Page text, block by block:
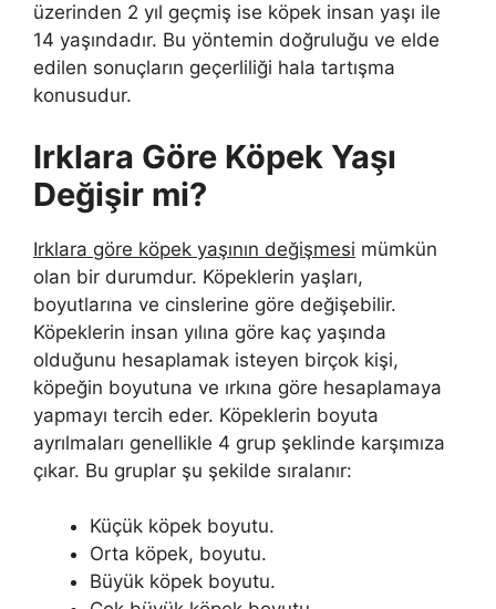
üzerinden 2 yıl geçmiş ise köpek insan yaşı ile
14 yaşındadır. Bu yöntemin doğruluğu ve elde
edilen sonuçların geçerliliği hala tartışma
konusudur.
Irklara Göre Köpek Yaşı
Değişir mi?
Irklara göre köpek yaşının değişmesi mümkün
olan bir durumdur. Köpeklerin yaşları,
boyutlarına ve cinslerine göre değişebilir.
Köpeklerin insan yılına göre kaç yaşında
olduğunu hesaplamak isteyen birçok kişi,
köpeğin boyutuna ve ırkına göre hesaplamaya
yapmayı tercih eder. Köpeklerin boyuta
ayrılmaları genellikle 4 grup şeklinde karşımıza
çıkar. Bu gruplar şu şekilde sıralanır:
Küçük köpek boyutu.
Orta köpek, boyutu.
Büyük köpek boyutu.